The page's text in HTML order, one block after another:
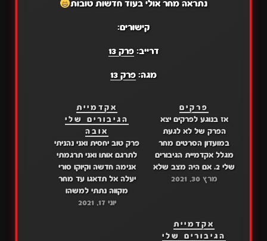
נתראה מחר אולי בעוד חדשות טובות
קישורים:
דרייב:פרק 13
מגה: פרק 13
פרקים
אז בנוגע לפרקים יצא
הפרק של לא לגעת
במועדון הסרטים מחר
מגלל אקדמיית הגיבורים
שלי 2. אם היה מצב שלא
העלנו לכם ביום שהיה
מרץ 30, 2021
אקדמיית
הגיבורים שלי
אובה
פרק טוב יחסית ואני נהניתי
לתרגם אותו ואני תרגמתי
אנימה חדשה וקיוקו סורי
יעלה אל תדאגו עד מחר
מקווה נתתי למשהו
לתרגם אותו אבל היה לו
יוני 17, 2021
אקדמיית
הגיבורים שלי